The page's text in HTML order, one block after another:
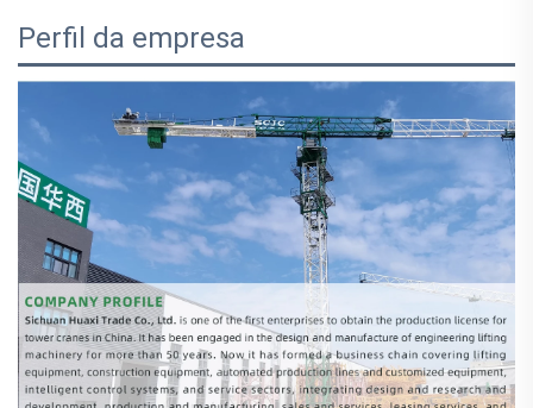
Perfil da empresa